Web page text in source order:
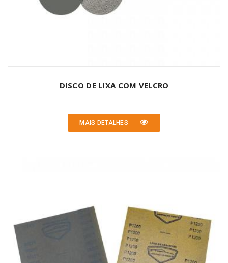
DISCO DE LIXA COM VELCRO
MAIS DETALHES